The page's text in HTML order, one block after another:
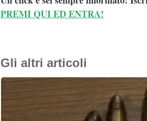
PREMI QUI ED ENTRA!
Gli altri articoli